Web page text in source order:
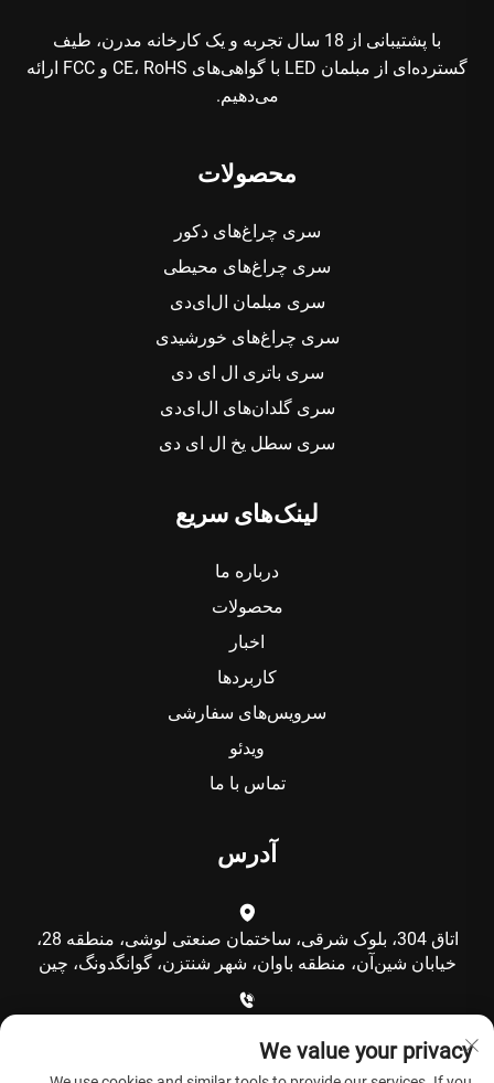
با پشتیبانی از 18 سال تجربه و یک کارخانه مدرن، طیف
گسترده‌ای از مبلمان LED با گواهی‌های CE، RoHS و FCC ارائه
می‌دهیم.
محصولات
سری چراغ‌های دکور
سری چراغ‌های محیطی
سری مبلمان ال‌ای‌دی
سری چراغ‌های خورشیدی
سری باتری ال ای دی
سری گلدان‌های ال‌ای‌دی
سری سطل یخ ال ای دی
لینک‌های سریع
درباره ما
محصولات
اخبار
کاربردها
سرویس‌های سفارشی
ویدئو
تماس با ما
آدرس
اتاق 304، بلوک شرقی، ساختمان صنعتی لوشی، منطقه 28،
خیابان شین‌آن، منطقه باوان، شهر شنتزن، گوانگدونگ، چین
We value your privacy